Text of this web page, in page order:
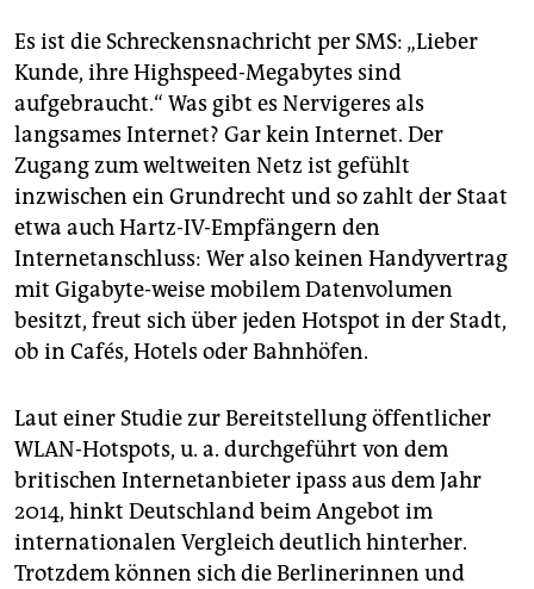
fragen & hilfe
unterstützen
abo
genossenschaft
epaper login
Es ist die Schreckensnachricht per SMS: „Lieber
Kunde, ihre Highspeed-Megabytes sind
aufgebraucht.“ Was gibt es Nervigeres als
langsames Internet? Gar kein Internet. Der
Zugang zum weltweiten Netz ist gefühlt
inzwischen ein Grundrecht und so zahlt der Staat
etwa auch Hartz-IV-Empfängern den
Internetanschluss: Wer also keinen Handyvertrag
mit Gigabyte-weise mobilem Datenvolumen
besitzt, freut sich über jeden Hotspot in der Stadt,
ob in Cafés, Hotels oder Bahnhöfen.
Laut einer Studie zur Bereitstellung öffentlicher
WLAN-Hotspots, u. a. durchgeführt von dem
britischen Internetanbieter ipass aus dem Jahr
2014, hinkt Deutschland beim Angebot im
internationalen Vergleich deutlich hinterher.
Trotzdem können sich die Berlinerinnen und